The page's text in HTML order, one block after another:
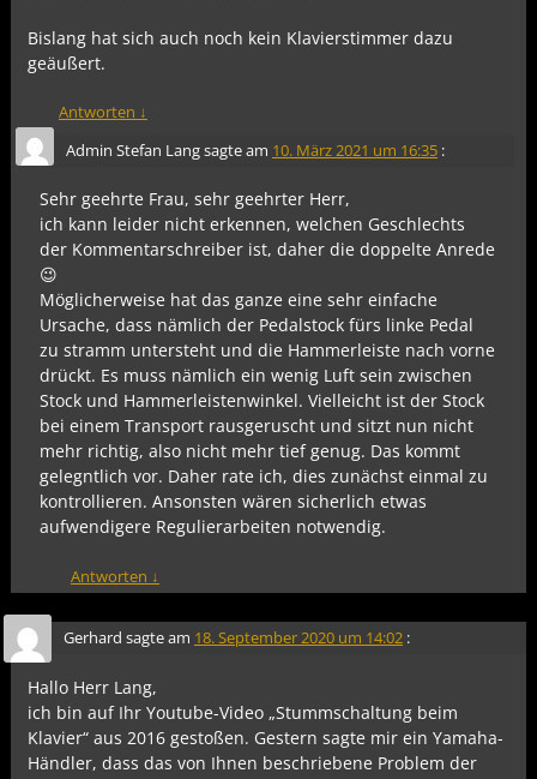
Bislang hat sich auch noch kein Klavierstimmer dazu
geäußert.
Antworten ↓
Admin Stefan Langsagte am 10. März 2021 um 16:35 :
Sehr geehrte Frau, sehr geehrter Herr,
ich kann leider nicht erkennen, welchen Geschlechts
der Kommentarschreiber ist, daher die doppelte Anrede
😉
Möglicherweise hat das ganze eine sehr einfache
Ursache, dass nämlich der Pedalstock fürs linke Pedal
zu stramm untersteht und die Hammerleiste nach vorne
drückt. Es muss nämlich ein wenig Luft sein zwischen
Stock und Hammerleistenwinkel. Vielleicht ist der Stock
bei einem Transport rausgeruscht und sitzt nun nicht
mehr richtig, also nicht mehr tief genug. Das kommt
gelegntlich vor. Daher rate ich, dies zunächst einmal zu
kontrollieren. Ansonsten wären sicherlich etwas
aufwendigere Regulierarbeiten notwendig.
Antworten ↓
Gerhard sagte am 18. September 2020 um 14:02 :
Hallo Herr Lang,
ich bin auf Ihr Youtube-Video „Stummschaltung beim
Klavier“ aus 2016 gestoßen. Gestern sagte mir ein Yamaha-
Händler, dass das von Ihnen beschriebene Problem der